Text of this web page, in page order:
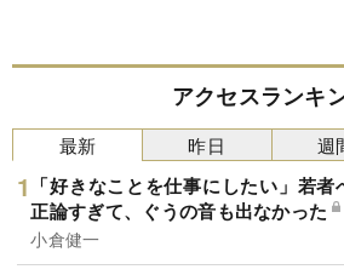
アクセスランキ
最新
「好きなことを仕事にしたい」若
正論すぎて、ぐうの音も出なかった
小倉健一
昨日 週